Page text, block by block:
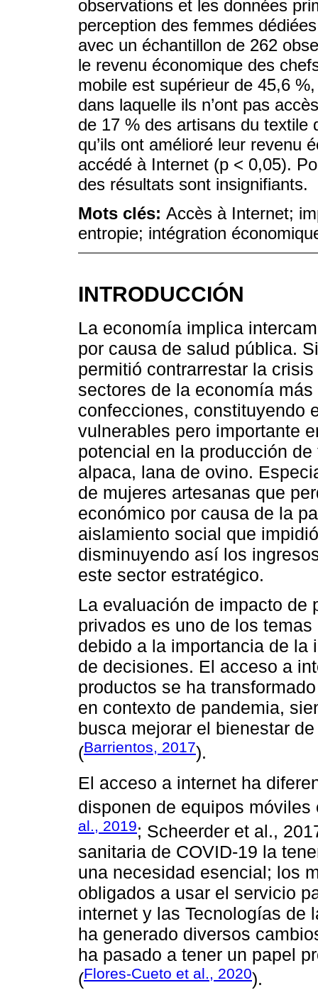
observations et les données
perception des femmes
avec un échantillon de 262
le revenu économique des
mobile est supérieur de 45,6
dans laquelle ils n’ont pas
de 17 % des artisans du textile
qu’ils ont amélioré leur revenu
accédé à Internet (p < 0,05).
des résultats sont insignifiants.
Mots clés: Accès à Internet;
entropie; intégration
INTRODUCCIÓN
La economía implica
por causa de salud pública.
permitió contrarrestar la
sectores de la economía
confecciones, constituyendo
vulnerables pero importante
potencial en la producción
alpaca, lana de ovino.
de mujeres artesanas que
económico por causa de la
aislamiento social que
disminuyendo así los
este sector estratégico.
La evaluación de impacto de
privados es uno de los
debido a la importancia de la
de decisiones. El acceso a
productos se ha
en contexto de pandemia,
busca mejorar el bienestar
(Barrientos, 2017).
El acceso a internet ha
disponen de equipos
al., 2019; Scheerder et al.,
sanitaria de COVID-19 la
una necesidad esencial; los
obligados a usar el servicio
internet y las Tecnologías de
ha generado diversos
ha pasado a tener un papel
(Flores-Cueto et al., 2020).